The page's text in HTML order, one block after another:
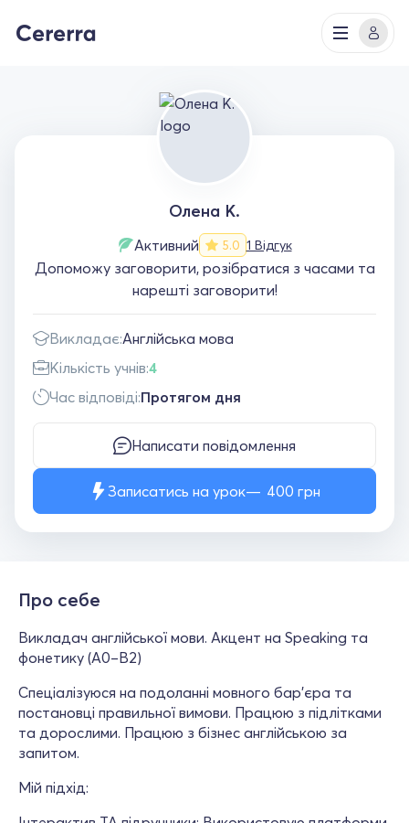
Олена К.
Активний 5.0 1 Відгук
Допоможу заговорити, розібратися з часами та
нарешті заговорити!
Викладає:Англійська мова
Кількість учнів:4
Час відповіді:Протягом дня
Написати повідомлення
Записатись на урок 400 грн
Про себе
Викладач англійської мови. Акцент на Speaking та
фонетику (А0–В2)
Спеціалізуюся на подоланні мовного бар'єра та
постановці правильної вимови. Працюю з підлітками
та дорослими. Працюю з бізнес англійською за
запитом.
Мій підхід: